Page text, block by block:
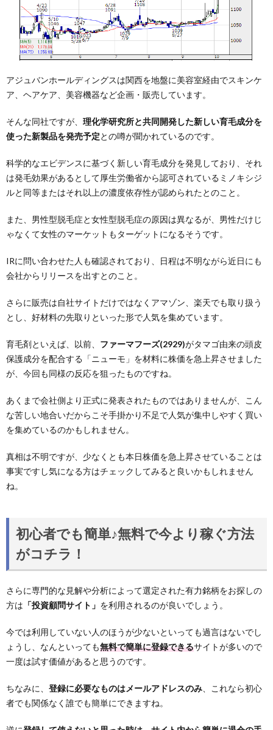
アジュバンホールディングスは関西を地盤に美容室経由でスキンケ
ア、ヘアケア、美容機器など企画・販売しています。
そんな同社ですが、 理化学研究所と共同開発した新しい育毛成分を
使った新製品を発売予定との噂が聞かれているのです。
科学的なエビデンスに基づく新しい育毛成分を発見しており、それ
は発毛効果があるとして厚生労働省から認可されているミノキシジ
ルと同等またはそれ以上の濃度依存性が認められたとのこと。
また、男性型脱毛症と女性型脱毛症の原因は異なるが、男性だけじ
ゃなくて女性のマーケットもターゲットになるそうです。
IRに問い合わせた人も確認されており、日程は不明ながら近日にも
会社からリリースを出すとのこと。
さらに販売は自社サイトだけではなくアマゾン、楽天でも取り扱う
とし、好材料の先取りといった形で人気を集めています。
育毛剤といえば、以前、 ファーマフーズ(2929)がタマゴ由来の頭皮
保護成分を配合する「ニューモ」を材料に株価を急上昇させました
が、今回も同様の反応を狙ったものですね。
あくまで会社側より正式に発表されたものではありませんが、こん
な苦しい地合いだからこそ手掛かり不足で人気が集中しやすく買い
を集めているのかもしれません。
真相は不明ですが、少なくとも本日株価を急上昇させていることは
事実ですし気になる方はチェックしてみると良いかもしれません
ね。
初心者でも簡単♪無料で今より稼ぐ方法
がコチラ！
さらに専門的な見解や分析によって選定された有力銘柄をお探しの
方は 「投資顧問サイト」 を利用されるのが良いでしょう。
今では利用していない人のほうが少ないといっても過言はないでし
ょうし、なんといっても無料で簡単に登録できるサイトが多いので
一度は試す価値があると思うのです。
ちなみに、 登録に必要なものはメールアドレスのみ 、これなら初心
者でも関係なく誰でも簡単にできますね。